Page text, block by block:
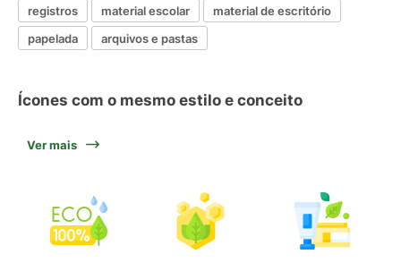
registros
material escolar
material de escritório
papelada
arquivos e pastas
Ícones com o mesmo estilo e conceito
Ver mais